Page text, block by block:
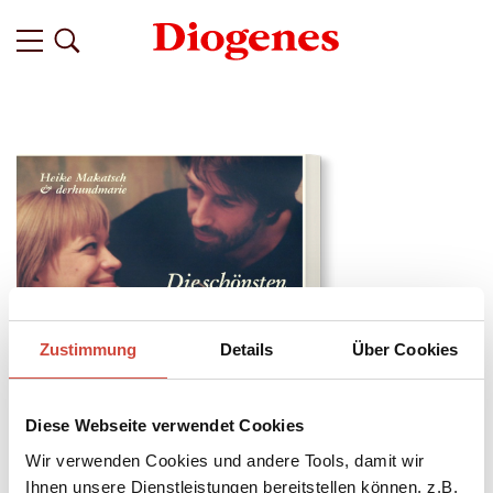
Zustimmung Details Über Cookies
Diese Webseite verwendet Cookies
Wir verwenden Cookies und andere Tools, damit wir
Ihnen unsere Dienstleistungen bereitstellen können, z.B.
Download Bilddatei ↘